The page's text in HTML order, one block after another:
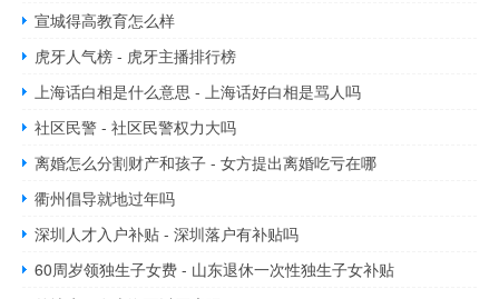
宣城得高教育怎么样
虎牙人气榜 - 虎牙主播排行榜
上海话白相是什么意思 - 上海话好白相是骂人吗
社区民警 - 社区民警权力大吗
离婚怎么分割财产和孩子 - 女方提出离婚吃亏在哪
衢州倡导就地过年吗
深圳人才入户补贴 - 深圳落户有补贴吗
60周岁领独生子女费 - 山东退休一次性独生子女补贴